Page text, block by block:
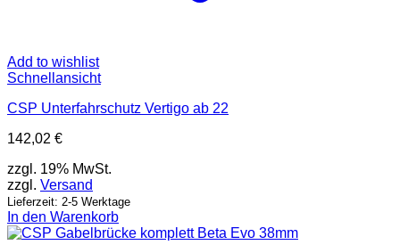
Add to wishlist
Schnellansicht
CSP Unterfahrschutz Vertigo ab 22
142,02 €
zzgl. 19% MwSt.
zzgl. Versand
Lieferzeit: 2-5 Werktage
In den Warenkorb